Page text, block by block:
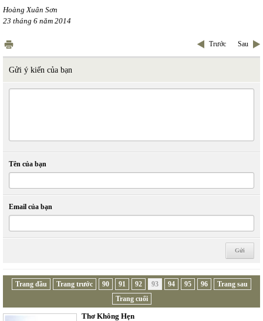
Hoàng Xuân Sơn
23 tháng 6 năm 2014
Trước Sau
Gửi ý kiến của bạn
Tên của bạn
Email của bạn
Trang đầu Trang trước 90 91 92 93 94 95 96
Trang sau
Trang cuối
Thơ Không Hẹn